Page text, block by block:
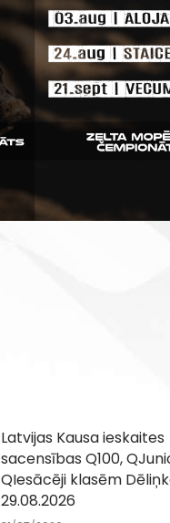
Latvijas Kausa ieskaites
sacensības Q100,
QIesācēji klasēm
29.08.2026